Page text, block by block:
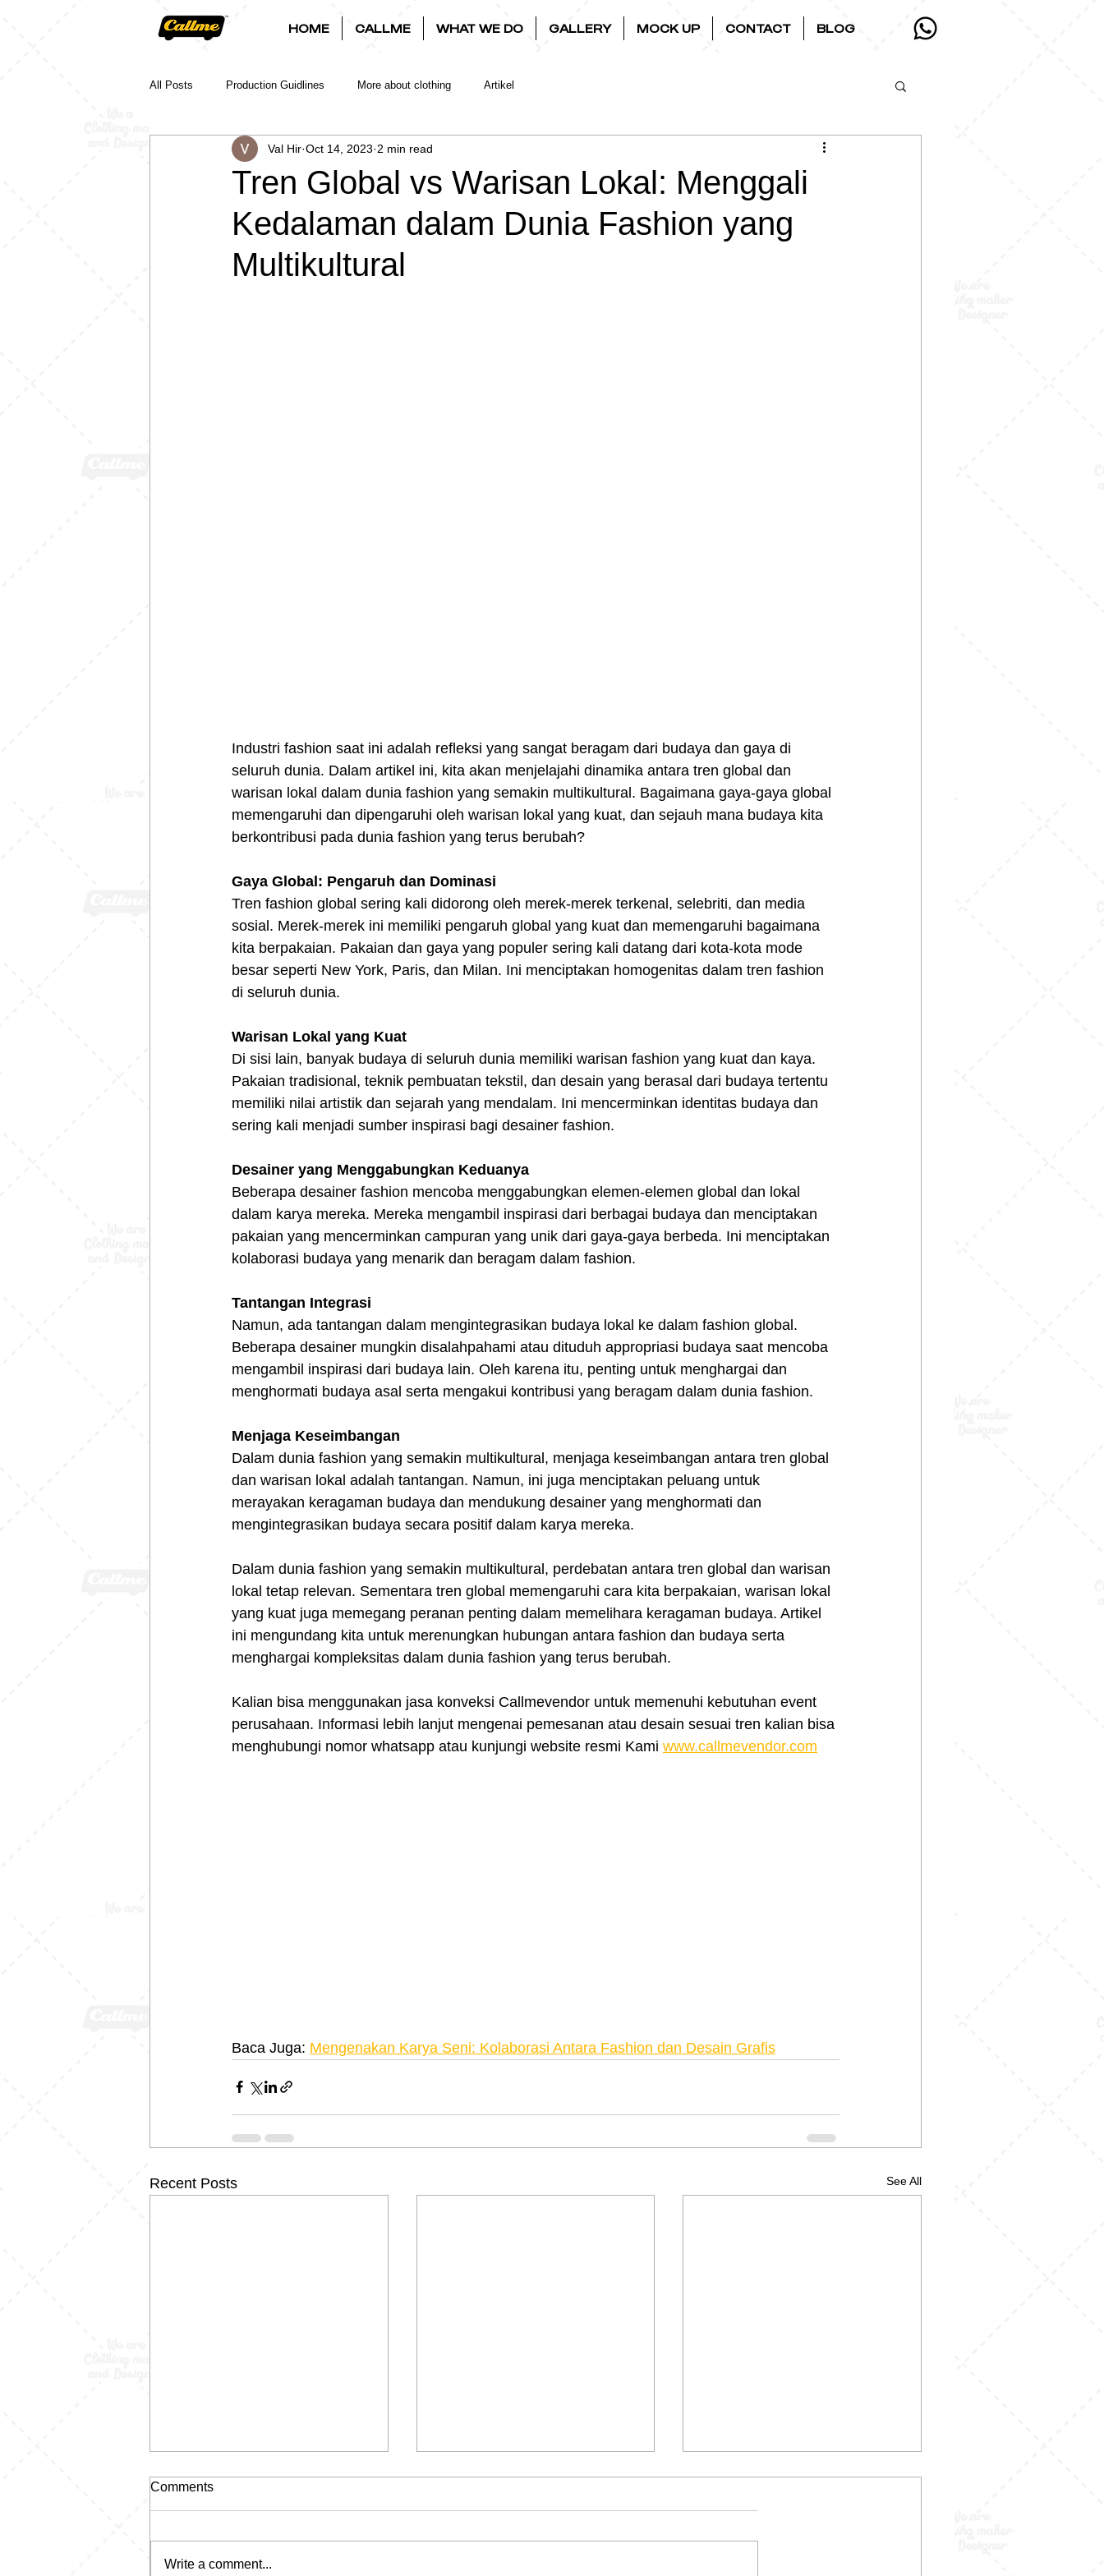
HOME CALLME WHAT WE DO GALLERY MOCK UP CONTACT BLOG
All Posts Production Guidlines More about clothing Artikel
Tren Global vs Warisan Lokal: Menggali
Kedalaman dalam Dunia Fashion yang
Multikultural
Val Hir Oct 14, 2023 2 min read
Industri fashion saat ini adalah refleksi yang sangat beragam dari budaya dan gaya di
seluruh dunia. Dalam artikel ini, kita akan menjelajahi dinamika antara tren global dan
warisan lokal dalam dunia fashion yang semakin multikultural. Bagaimana gaya-gaya global
memengaruhi dan dipengaruhi oleh warisan lokal yang kuat, dan sejauh mana budaya kita
berkontribusi pada dunia fashion yang terus berubah?
Gaya Global: Pengaruh dan Dominasi
Tren fashion global sering kali didorong oleh merek-merek terkenal, selebriti, dan media
sosial. Merek-merek ini memiliki pengaruh global yang kuat dan memengaruhi bagaimana
kita berpakaian. Pakaian dan gaya yang populer sering kali datang dari kota-kota mode
besar seperti New York, Paris, dan Milan. Ini menciptakan homogenitas dalam tren fashion
di seluruh dunia.
Warisan Lokal yang Kuat
Di sisi lain, banyak budaya di seluruh dunia memiliki warisan fashion yang kuat dan kaya.
Pakaian tradisional, teknik pembuatan tekstil, dan desain yang berasal dari budaya tertentu
memiliki nilai artistik dan sejarah yang mendalam. Ini mencerminkan identitas budaya dan
sering kali menjadi sumber inspirasi bagi desainer fashion.
Desainer yang Menggabungkan Keduanya
Beberapa desainer fashion mencoba menggabungkan elemen-elemen global dan lokal
dalam karya mereka. Mereka mengambil inspirasi dari berbagai budaya dan menciptakan
pakaian yang mencerminkan campuran yang unik dari gaya-gaya berbeda. Ini menciptakan
kolaborasi budaya yang menarik dan beragam dalam fashion.
Tantangan Integrasi
Namun, ada tantangan dalam mengintegrasikan budaya lokal ke dalam fashion global.
Beberapa desainer mungkin disalahpahami atau dituduh appropriasi budaya saat mencoba
mengambil inspirasi dari budaya lain. Oleh karena itu, penting untuk menghargai dan
menghormati budaya asal serta mengakui kontribusi yang beragam dalam dunia fashion.
Menjaga Keseimbangan
Dalam dunia fashion yang semakin multikultural, menjaga keseimbangan antara tren global
dan warisan lokal adalah tantangan. Namun, ini juga menciptakan peluang untuk
merayakan keragaman budaya dan mendukung desainer yang menghormati dan
mengintegrasikan budaya secara positif dalam karya mereka.
Dalam dunia fashion yang semakin multikultural, perdebatan antara tren global dan warisan
lokal tetap relevan. Sementara tren global memengaruhi cara kita berpakaian, warisan lokal
yang kuat juga memegang peranan penting dalam memelihara keragaman budaya. Artikel
ini mengundang kita untuk merenungkan hubungan antara fashion dan budaya serta
menghargai kompleksitas dalam dunia fashion yang terus berubah.
Kalian bisa menggunakan jasa konveksi Callmevendor untuk memenuhi kebutuhan event
perusahaan. Informasi lebih lanjut mengenai pemesanan atau desain sesuai tren kalian bisa
menghubungi nomor whatsapp atau kunjungi website resmi Kami www.callmevendor.com
Baca Juga: Mengenakan Karya Seni: Kolaborasi Antara Fashion dan Desain Grafis
Recent Posts See All
Comments
Write a comment...